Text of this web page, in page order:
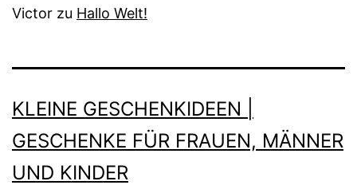
Victor zu Hallo Welt!
KLEINE GESCHENKIDEEN |
GESCHENKE FÜR FRAUEN, MÄNNER
UND KINDER